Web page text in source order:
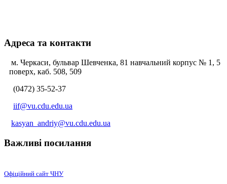
Адреса та контакти
м. Черкаси, бульвар Шевченка, 81 навчальний корпус № 1, 5
поверх, каб. 508, 509
(0472) 35-52-37
iif@vu.cdu.edu.ua
kasyan_andriy@vu.cdu.edu.ua
Важливі посилання
Офіційний сайт ЧНУ